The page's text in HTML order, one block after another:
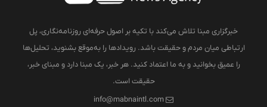
خبرگزاری مبنا تلاش می‌کند با تکیه بر اصول حرفه‌ای روزنامه‌نگاری، پل
ارتباطی میان مردم و حقیقت باشد. رویدادها را به‌موقع بشنوید، تحلیل‌ها
را عمیق بخوانید و به ما اعتماد کنید. هر خبر، یک مبنا دارد و مبنای خبر،
حقیقت است.
info@mabnaintl.com